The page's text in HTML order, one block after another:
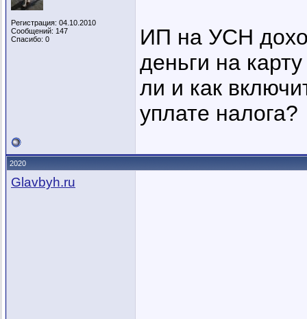
Регистрация: 04.10.2010
Сообщений: 147
Спасибо: 0
ИП на УСН
деньги на
ли и как
уплате налога?
2020
Glavbyh.ru